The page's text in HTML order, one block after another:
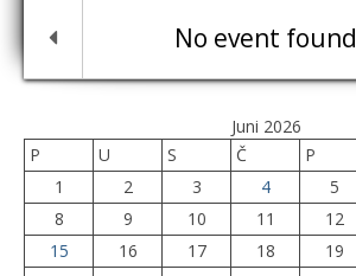
No event found
Juni 2026
P
U S Č P
1
2 3 4 5
8
9 10 11 12
15
16 17 18 19